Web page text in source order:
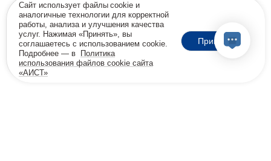
Сайт использует файлы cookie и
аналогичные технологии для корректной
работы, анализа и улучшения качества
услуг. Нажимая «Принять», вы
соглашаетесь с использованием cookie.
Подробнее — в
Политика
использования файлов cookie сайта
«АИСТ»
Принять